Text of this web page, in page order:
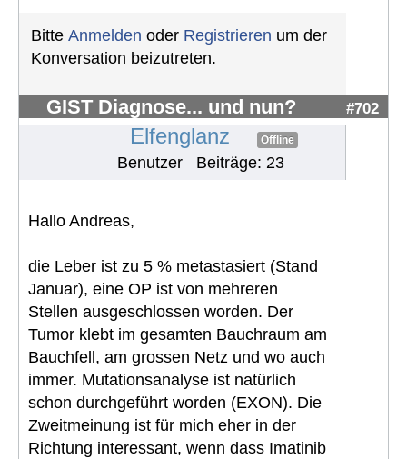
Bitte Anmelden oder Registrieren um der
Konversation beizutreten.
GIST Diagnose... und nun? #702
Elfenglanz Offline
Benutzer Beiträge: 23
Hallo Andreas,
die Leber ist zu 5 % metastasiert (Stand
Januar), eine OP ist von mehreren
Stellen ausgeschlossen worden. Der
Tumor klebt im gesamten Bauchraum am
Bauchfell, am grossen Netz und wo auch
immer. Mutationsanalyse ist natürlich
schon durchgeführt worden (EXON). Die
Zweitmeinung ist für mich eher in der
Richtung interessant, wenn dass Imatinib